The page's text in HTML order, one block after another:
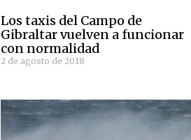
Los taxis del Campo de
Gibraltar vuelven a funcionar
con normalidad
2 de agosto de 2018